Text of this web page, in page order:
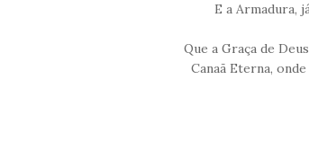
E a Armadura,
Que a Graça de
Canaã Eterna,